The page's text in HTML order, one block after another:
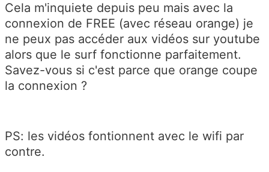
Cela m'inquiete depuis peu mais avec la
connexion de FREE (avec réseau orange) je
ne peux pas accéder aux vidéos sur youtube
alors que le surf fonctionne parfaitement.
Savez-vous si c'est parce que orange coupe
la connexion ?
PS: les vidéos fontionnent avec le wifi par
contre.